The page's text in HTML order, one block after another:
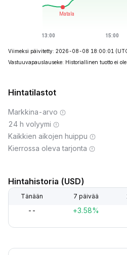
Viimeksi päivitetty: 2026-08-08 18:00:01
Vastuuvapauslauseke: Historiallinen tuotto ei
Hintatilastot
Markkina-arvo
24 h volyymi
Kaikkien aikojen huippu
Kierrossa oleva tarjonta
Hintahistoria (USD)
Tänään 7 päivää
-- +3.58%